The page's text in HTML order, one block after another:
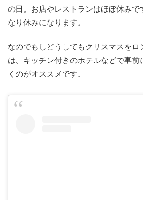
の日。お店やレストランはほぼ休みで
なり休みになります。
なのでもしどうしてもクリスマスをロ
は、キッチン付きのホテルなどで事前
くのがオススメです。